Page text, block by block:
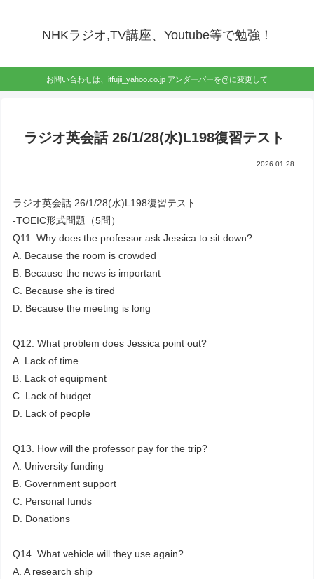
NHKラジオ,TV講座、Youtube等で勉強！
お問い合わせは、itfujii_yahoo.co.jp アンダーバーを@に変更して
ラジオ英会話 26/1/28(水)L198復習テスト
2026.01.28
ラジオ英会話 26/1/28(水)L198復習テスト
-TOEIC形式問題（5問）
Q11. Why does the professor ask Jessica to sit down?
A. Because the room is crowded
B. Because the news is important
C. Because she is tired
D. Because the meeting is long
Q12. What problem does Jessica point out?
A. Lack of time
B. Lack of equipment
C. Lack of budget
D. Lack of people
Q13. How will the professor pay for the trip?
A. University funding
B. Government support
C. Personal funds
D. Donations
Q14. What vehicle will they use again?
A. A research ship